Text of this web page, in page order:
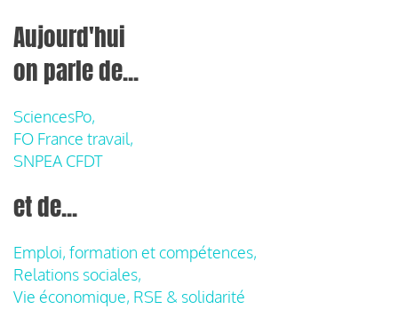
Aujourd'hui
on parle de...
SciencesPo,
FO France travail,
SNPEA CFDT
et de...
Emploi, formation et compétences,
Relations sociales,
Vie économique, RSE & solidarité